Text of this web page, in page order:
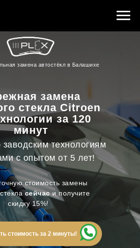
замена
стекла Citroen
за 120
минут
технологиям
с опытом от 5 лет!
стоимость за 2 минуты!
замена автостёкл в Балашихе
стоимость замены
сейчаси получите
скидку 15%!